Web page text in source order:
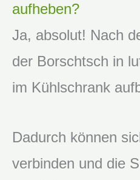
aufheben?
Ja, absolut! Nach
der Borschtsch in
im Kühlschrank
Dadurch können
verbinden und die